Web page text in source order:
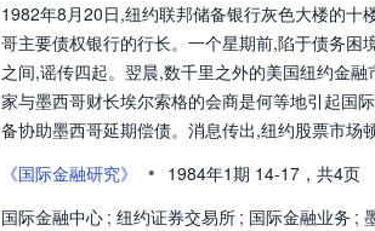
1982年8月20日,纽约联邦储备银行灰色大楼的
哥主要债权银行的行长。一个星期前,陷于债务
之间,谣传四起。翌晨,数千里之外的美国纽约金
家与墨西哥财长埃尔索格的会商是何等地引起国
备协助墨西哥延期偿债。消息传出,纽约股票市
《国际金融研究》 • 1984年1期 14-17， 共4页
国际金融中心 ; 纽约证券交易所 ; 国际金融业务 ;